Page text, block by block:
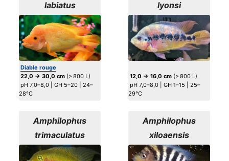
labiatus
Diable rouge
22,0 → 30,0 cm (> 800 L)
pH 7,0–8,0 | GH 5–20 | 24–
28°C
lyonsi
12,0 → 16,0 cm(> 800 L)
pH 7,0–8,0 | GH 1–15 | 25–
29°C
Amphilophus
trimaculatus
Amphilophus
xiloaensis